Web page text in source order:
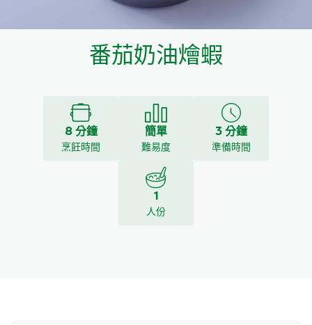
番茄奶油燴蝦
8 分鐘
烹飪時間
簡單
難易度
3 分鐘
準備時間
1
人份